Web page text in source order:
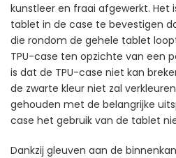
kunstleer en fraai afgewerkt. Het
tablet in de case te bevestigen
die rondom de gehele tablet
TPU-case ten opzichte van een
is dat de TPU-case niet kan
de zwarte kleur niet zal
gehouden met de belangrijke
case het gebruik van de tablet
Dankzij gleuven aan de